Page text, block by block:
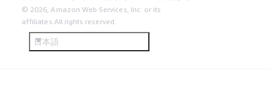
© 2026, Amazon Web Services, Inc. or its
affiliates.All rights reserved.
日本語